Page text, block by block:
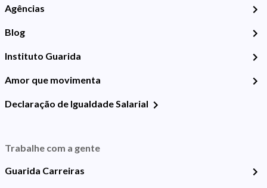
Agências
Blog
Instituto Guarida
Amor que movimenta
Declaração de Igualdade Salarial
Trabalhe com a gente
Guarida Carreiras